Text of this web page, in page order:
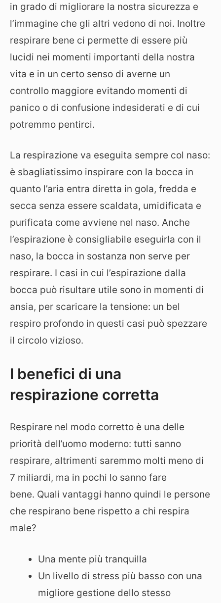
in grado di migliorare la nostra sicurezza e
l’immagine che gli altri vedono di noi. Inoltre
respirare bene ci permette di essere più
lucidi nei momenti importanti della nostra
vita e in un certo senso di averne un
controllo maggiore evitando momenti di
panico o di confusione indesiderati e di cui
potremmo pentirci.
La respirazione va eseguita sempre col naso:
è sbagliatissimo inspirare con la bocca in
quanto l’aria entra diretta in gola, fredda e
secca senza essere scaldata, umidificata e
purificata come avviene nel naso. Anche
l’espirazione è consigliabile eseguirla con il
naso, la bocca in sostanza non serve per
respirare. I casi in cui l’espirazione dalla
bocca può risultare utile sono in momenti di
ansia, per scaricare la tensione: un bel
respiro profondo in questi casi può spezzare
il circolo vizioso.
I benefici di una
respirazione corretta
Respirare nel modo corretto è una delle
priorità dell’uomo moderno: tutti sanno
respirare, altrimenti saremmo molti meno di
7 miliardi, ma in pochi lo sanno fare
bene. Quali vantaggi hanno quindi le persone
che respirano bene rispetto a chi respira
male?
Una mente più tranquilla
Un livello di stress più basso con una
migliore gestione dello stesso